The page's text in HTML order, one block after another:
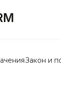
Закон и